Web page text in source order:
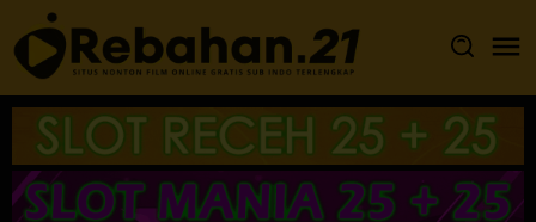
Loncat
ke
konten